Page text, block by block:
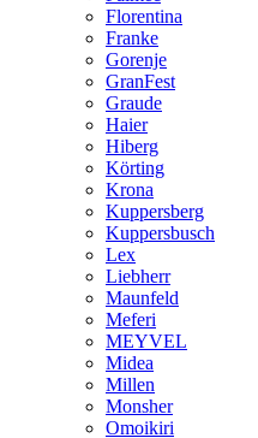
Florentina
Franke
Gorenje
GranFest
Graude
Haier
Hiberg
Körting
Krona
Kuppersberg
Kuppersbusch
Lex
Liebherr
Maunfeld
Meferi
MEYVEL
Midea
Millen
Monsher
Omoikiri